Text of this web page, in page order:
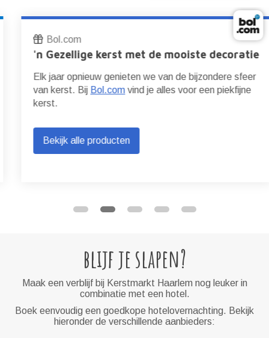
Bol.com
'n Gezellige kerst met de mooiste decoratie
Elk jaar opnieuw genieten we van de bijzondere sfeer
van kerst. Bij Bol.comvind je alles voor een piekfijne
kerst.
Bekijk alle producten
blijf je slapen?
Maak een verblijf bij Kerstmarkt Haarlem nog leuker in
combinatie met een hotel.
Boek eenvoudig een goedkope hotelovernachting. Bekijk
hieronder de verschillende aanbieders: